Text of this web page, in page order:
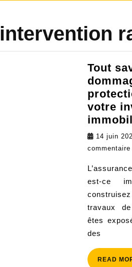
intervention
Tout
votre
14 juin
commentaire
est-ce
travaux
êtes
des
READ